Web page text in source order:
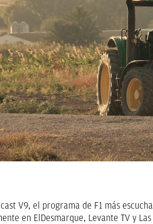
V9, el programa de F1 más
en ElDesmarque, Levante TV y